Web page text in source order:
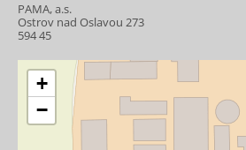
PAMA, a.s.
Ostrov nad Oslavou 273
594 45
+
−